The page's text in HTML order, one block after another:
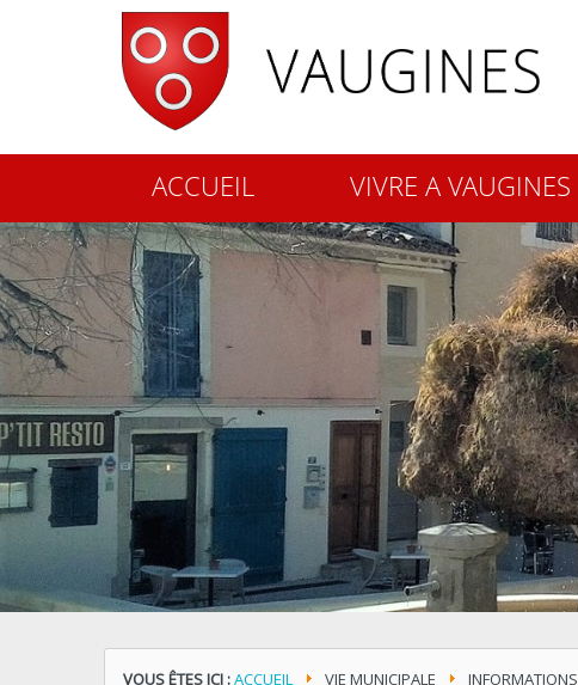
ACCUEIL VIVRE A VAUGINES
VOUS ÊTES ICI :ACCUEIL VIE MUNICIPALE INFORMATIONS